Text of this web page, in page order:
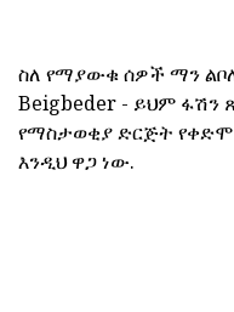
ስለ የማያውቁ ሰዎች ማን
Beigbeder - ይህም ፋሽን
የማስታወቂያ ድርጅት
እንዲህ ዋጋ ነው.